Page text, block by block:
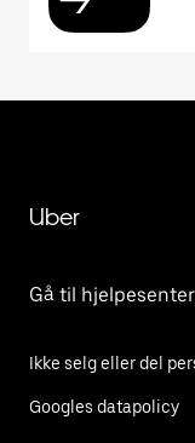
Uber
Gå til
Ikke selg eller del
Googles datapolicy